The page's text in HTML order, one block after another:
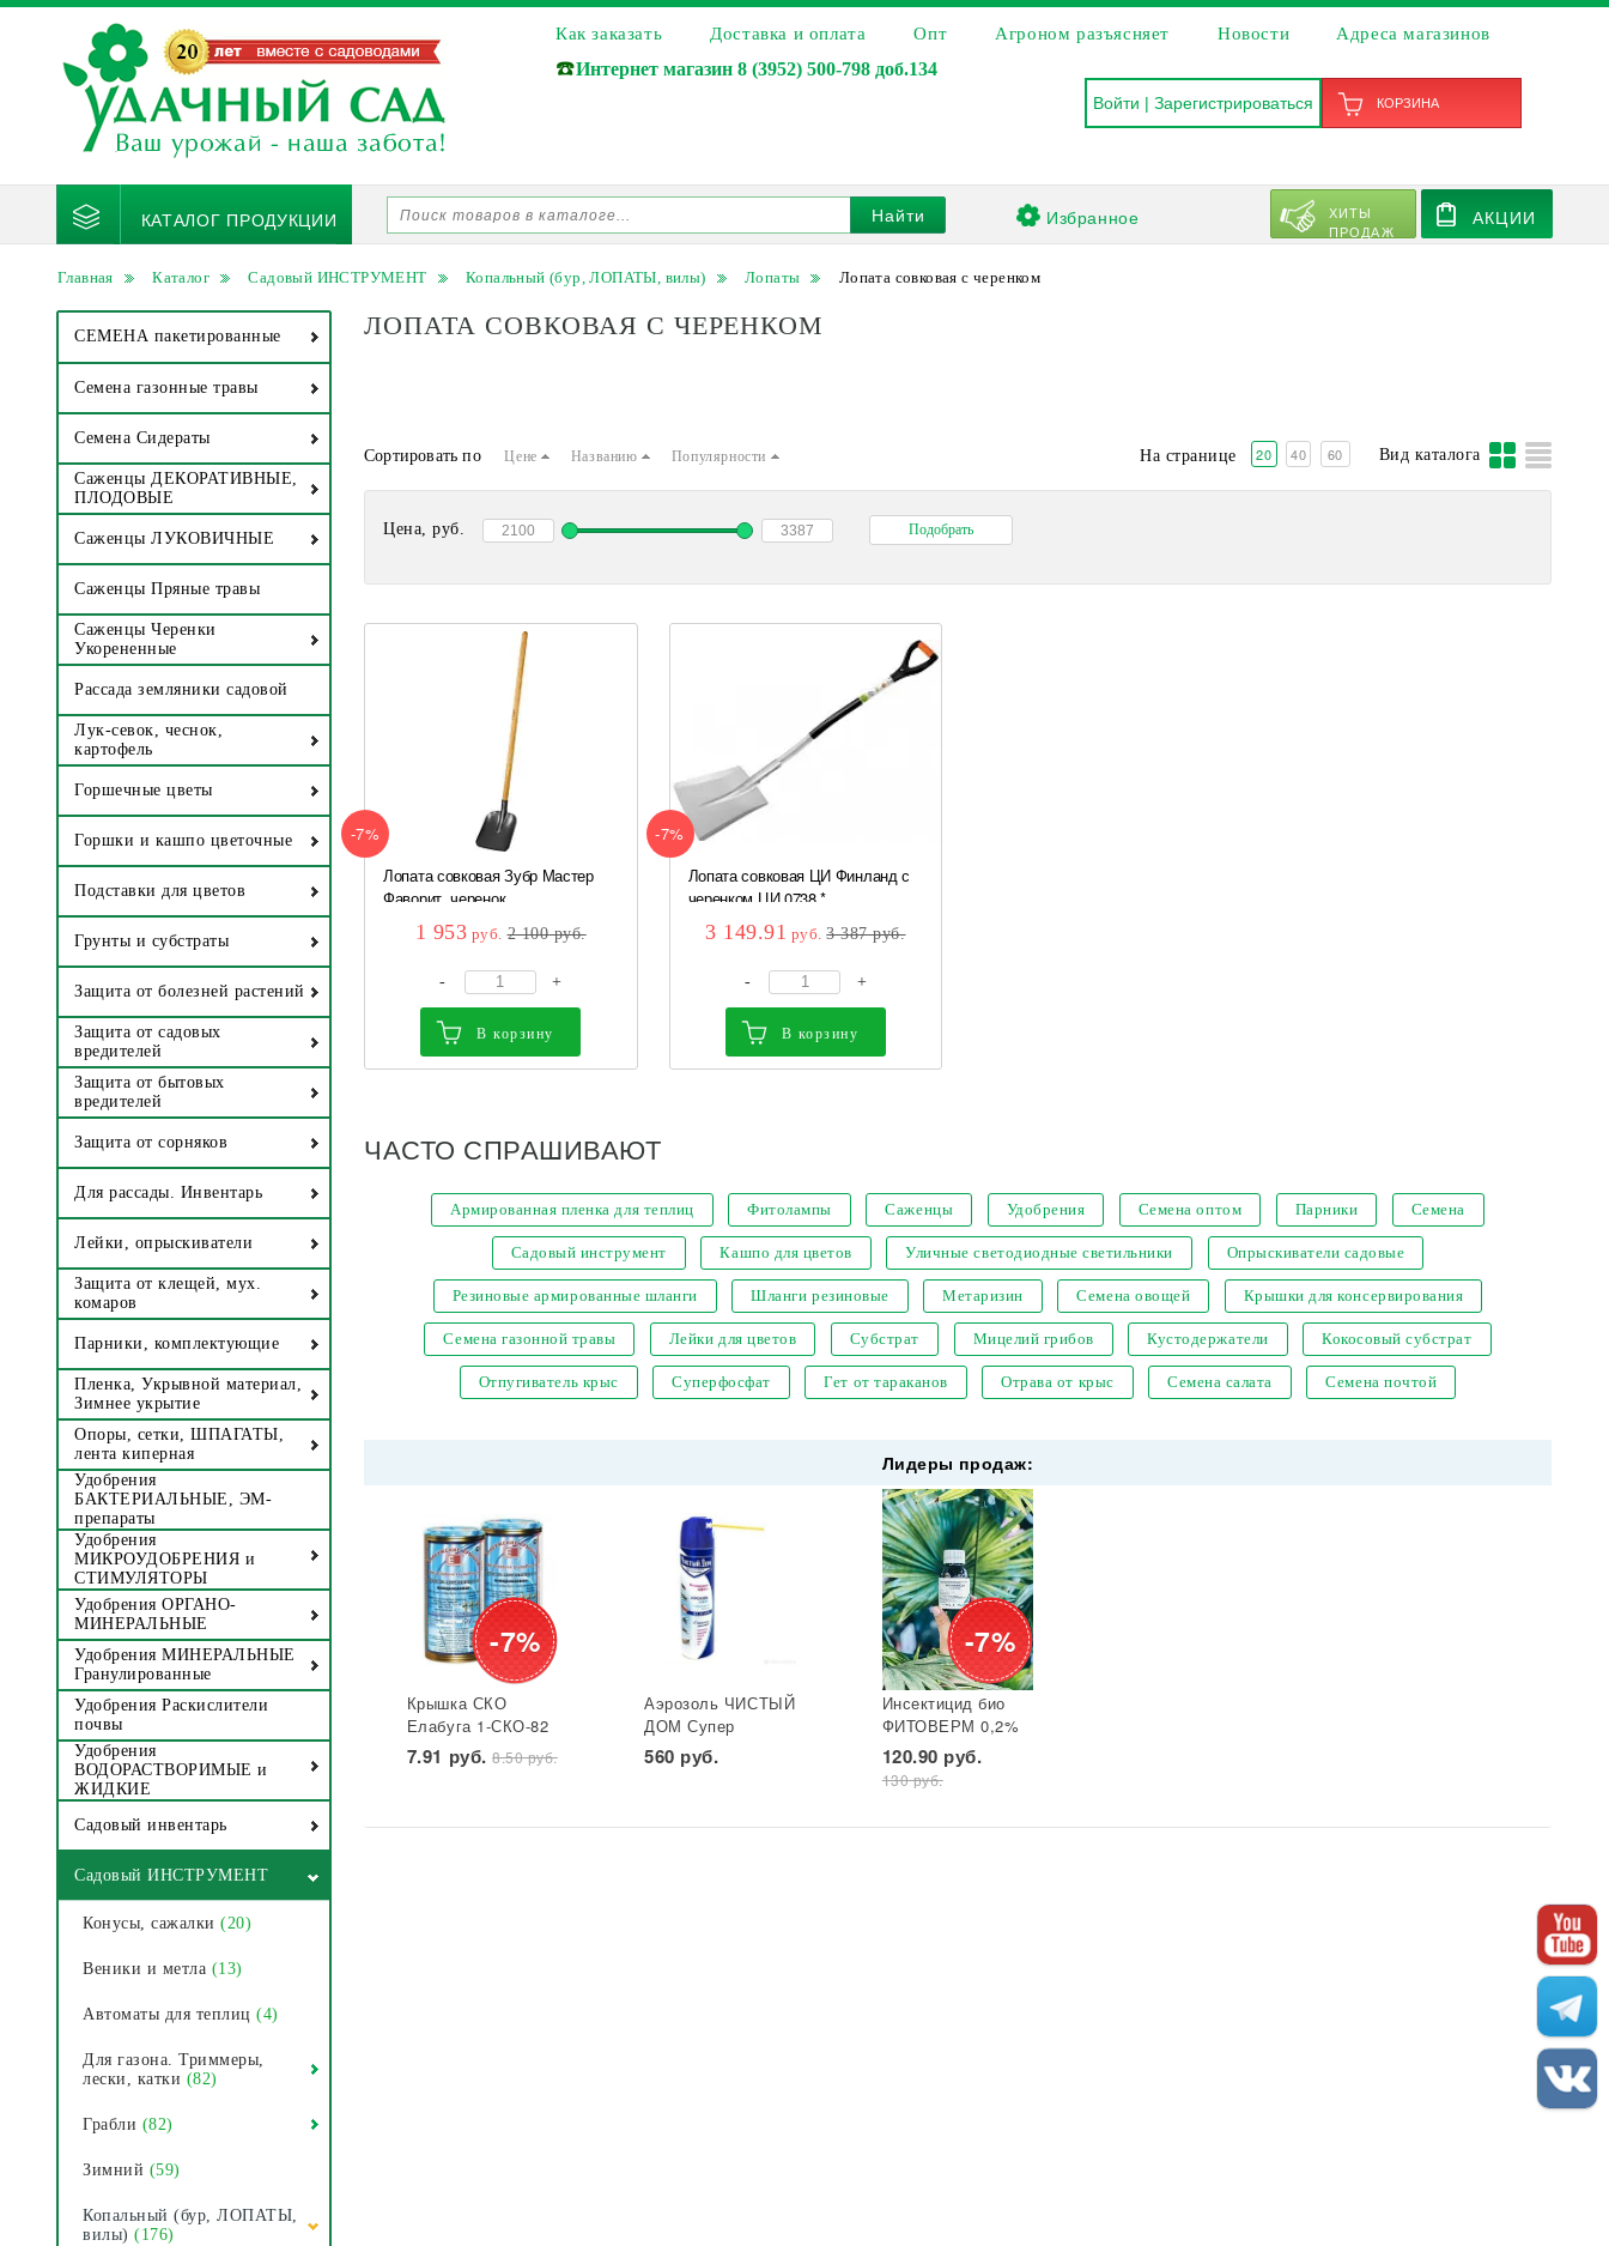
Как заказать Доставка и оплата Опт Агроном разъясняет Новости Адреса магазинов
☎️Интернет магазин 8 (3952) 500-798 доб.134
Войти | Зарегистрироваться КОРЗИНА
КАТАЛОГ ПРОДУКЦИИ Найти Избранное
ХИТЫ
ПРОДАЖ
АКЦИИ
Главная Каталог Садовый ИНСТРУМЕНТ Копальный (бур, ЛОПАТЫ, вилы) Лопаты Лопата совковая с черенком
СЕМЕНА пакетированные
Семена газонные травы
Семена Сидераты
Саженцы ДЕКОРАТИВНЫЕ,
ПЛОДОВЫЕ
Саженцы ЛУКОВИЧНЫЕ
Саженцы Пряные травы
Саженцы Черенки
Укорененные
Рассада земляники садовой
Лук-севок, чеснок,
картофель
Горшечные цветы
Горшки и кашпо цветочные
Подставки для цветов
Грунты и субстраты
Защита от болезней растений
Защита от садовых
вредителей
Защита от бытовых
вредителей
Защита от сорняков
Для рассады. Инвентарь
Лейки, опрыскиватели
Защита от клещей, мух.
комаров
Парники, комплектующие
Пленка, Укрывной материал,
Зимнее укрытие
Опоры, сетки, ШПАГАТЫ,
лента киперная
Удобрения
БАКТЕРИАЛЬНЫЕ, ЭМ-
препараты
Удобрения
МИКРОУДОБРЕНИЯ и
СТИМУЛЯТОРЫ
Удобрения ОРГАНО-
МИНЕРАЛЬНЫЕ
Удобрения МИНЕРАЛЬНЫЕ
Гранулированные
Удобрения Раскислители
почвы
Удобрения
ВОДОРАСТВОРИМЫЕ и
ЖИДКИЕ
Садовый инвентарь
Садовый ИНСТРУМЕНТ
Конусы, сажалки (20)
Веники и метла (13)
Автоматы для теплиц (4)
Для газона. Триммеры,
лески, катки (82)
Грабли (82)
Зимний (59)
Копальный (бур, ЛОПАТЫ,
вилы) (176)
ЛОПАТА СОВКОВАЯ С ЧЕРЕНКОМ
Сортировать по Цене Названию Популярности На странице 20 40 60 Вид каталога
Цена, руб.
-7%
Лопата совковая Зубр Мастер
Фаворит, черенок...
1 953 руб. 2 100руб.
- +
В корзину
-7%
Лопата совковая ЦИ Финланд с
черенком ЦИ 0738 *
3 149.91 руб. 3 387руб.
- +
В корзину
ЧАСТО СПРАШИВАЮТ
Армированная пленка для теплиц Фитолампы Саженцы Удобрения Семена оптом Парники Семена
Садовый инструмент Кашпо для цветов Уличные светодиодные светильники Опрыскиватели садовые
Резиновые армированные шланги Шланги резиновые Метаризин Семена овощей Крышки для консервирования
Семена газонной травы Лейки для цветов Субстрат Мицелий грибов Кустодержатели Кокосовый субстрат
Отпугиватель крыс Суперфосфат Гет от тараканов Отрава от крыс Семена салата Семена почтой
Лидеры продаж:
-7%
Крышка СКО
Елабуга 1-СКО-82
лакированная
Звезда 1/50/600*
7.91 руб.8.50 руб.
Аэрозоль ЧИСТЫЙ
ДОМ Супер
универ. фл 600 мл
(двойное
560 руб.
-7%
Инсектицид био
ФИТОВЕРМ 0,2%
бут 25 мл ВХ 1/30
120.90 руб.
130 руб.